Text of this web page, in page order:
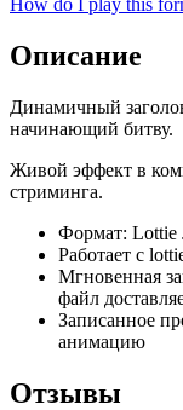
How do I play this
Описание
Динамичный
начинающий битву.
Живой эффект в
стриминга.
Формат: Lottie
Работает с
Мгновенная
файл
Записанное
анимацию
Отзывы